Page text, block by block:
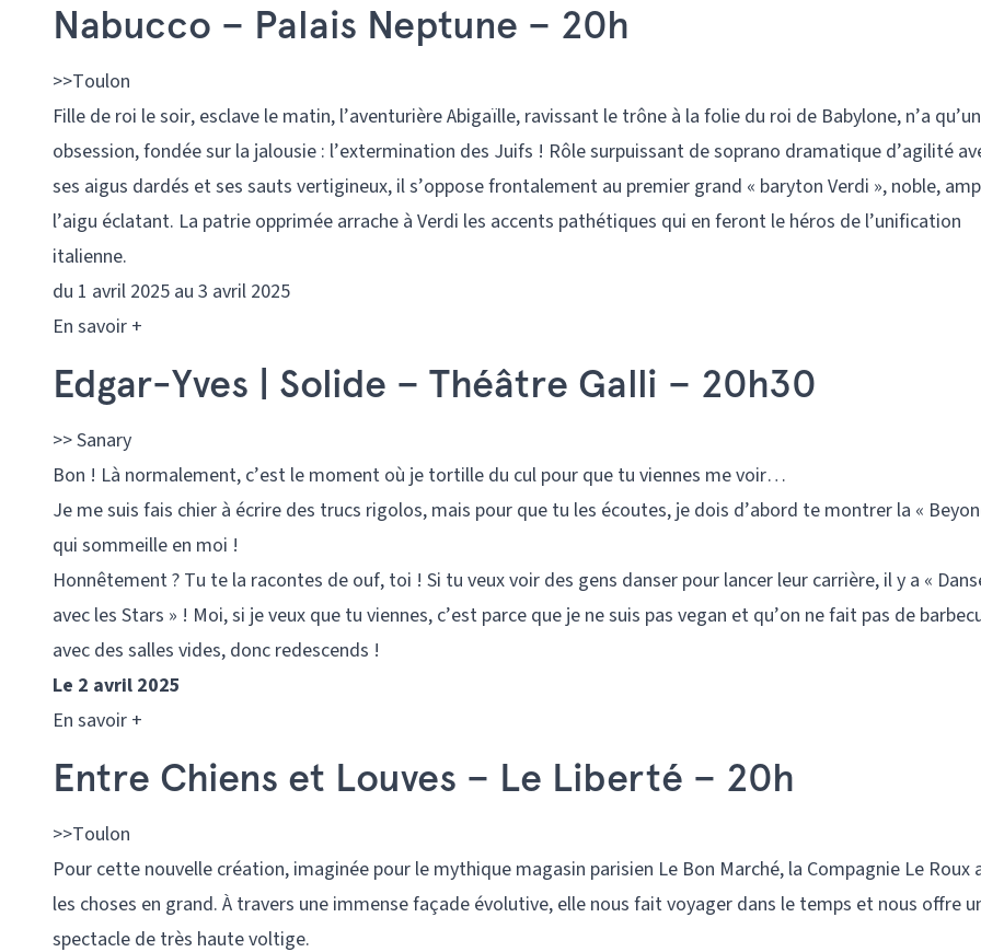
Nabucco – Palais Neptune – 20h
>>Toulon
Fille de roi le soir, esclave le matin, l’aventurière Abigaïlle, ravissant le trône à la folie du roi de Babylone, n’a
obsession, fondée sur la jalousie : l’extermination des Juifs ! Rôle surpuissant de soprano dramatique d’agilité
ses aigus dardés et ses sauts vertigineux, il s’oppose frontalement au premier grand « baryton Verdi », noble,
l’aigu éclatant. La patrie opprimée arrache à Verdi les accents pathétiques qui en feront le héros de l’unification
italienne.
du 1 avril 2025 au 3 avril 2025
En savoir +
Edgar-Yves | Solide – Théâtre Galli – 20h30
>> Sanary
Bon ! Là normalement, c’est le moment où je tortille du cul pour que tu viennes me voir…
Je me suis fais chier à écrire des trucs rigolos, mais pour que tu les écoutes, je dois d’abord te montrer la «
qui sommeille en moi !
Honnêtement ? Tu te la racontes de ouf, toi ! Si tu veux voir des gens danser pour lancer leur carrière, il y a «
avec les Stars » ! Moi, si je veux que tu viennes, c’est parce que je ne suis pas vegan et qu’on ne fait pas de
avec des salles vides, donc redescends !
Le 2 avril 2025
En savoir +
Entre Chiens et Louves – Le Liberté – 20h
>>Toulon
Pour cette nouvelle création, imaginée pour le mythique magasin parisien Le Bon Marché, la Compagnie Le Roux
les choses en grand. À travers une immense façade évolutive, elle nous fait voyager dans le temps et nous offre
spectacle de très haute voltige.